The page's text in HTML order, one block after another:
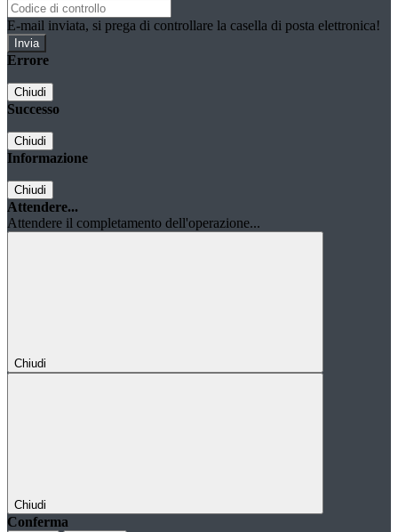
E-mail inviata, si prega di controllare la casella di posta elettronica!
Errore
Chiudi
Successo
Chiudi
Informazione
Chiudi
Attendere...
Attendere il completamento dell'operazione...
Chiudi
Chiudi
Conferma